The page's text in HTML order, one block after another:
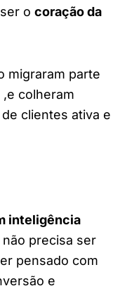
o coração da
migraram parte
colheram
clientes ativa e
inteligência
precisa ser
pensado com
e